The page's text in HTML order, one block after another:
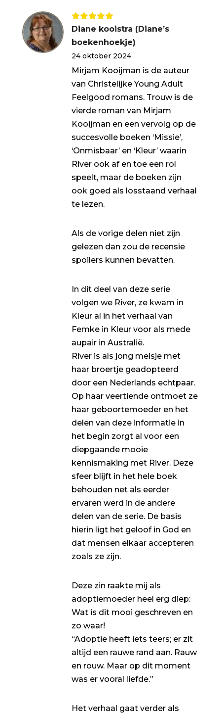
Gewaardeerd
Diane kooistra (Diane’s
boekenhoekje)
24 oktober 2024
Mirjam Kooijman is de auteur
van Christelijke Young Adult
Feelgood romans. Trouw is de
vierde roman van Mirjam
Kooijman en een vervolg op de
succesvolle boeken ‘Missie’,
‘Onmisbaar’ en ‘Kleur’ waarin
River ook af en toe een rol
speelt, maar de boeken zijn
ook goed als losstaand verhaal
te lezen.
Als de vorige delen niet zijn
gelezen dan zou de recensie
spoilers kunnen bevatten.
In dit deel van deze serie
volgen we River, ze kwam in
Kleur al in het verhaal van
Femke in Kleur voor als mede
aupair in Australië.
River is als jong meisje met
haar broertje geadopteerd
door een Nederlands echtpaar.
Op haar veertiende ontmoet ze
haar geboortemoeder en het
delen van deze informatie in
het begin zorgt al voor een
diepgaande mooie
kennismaking met River. Deze
sfeer blijft in het hele boek
behouden net als eerder
ervaren werd in de andere
delen van de serie. De basis
hierin ligt het geloof in God en
dat mensen elkaar accepteren
zoals ze zijn.
Deze zin raakte mij als
adoptiemoeder heel erg diep:
Wat is dit mooi geschreven en
zo waar!
“Adoptie heeft iets teers; er zit
altijd een rauwe rand aan. Rauw
en rouw. Maar op dit moment
was er vooral liefde.”
Het verhaal gaat verder als